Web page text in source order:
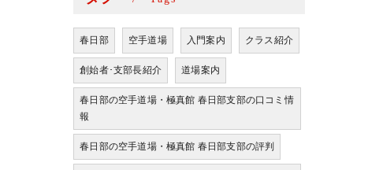
春日部 空手道場 入門案内 クラス紹介
創始者･支部長紹介 道場案内
春日部の空手道場・極真館 春日部支部の口コミ情
報
春日部の空手道場・極真館 春日部支部の評判